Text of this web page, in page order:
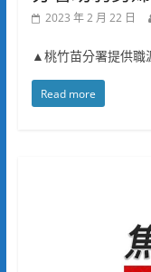
2023 年 2 月 22 日
▲桃竹苗分署提供職
Read more